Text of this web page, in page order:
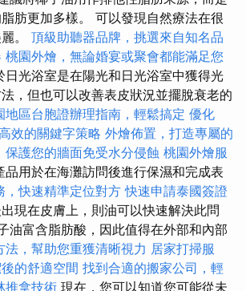
肪更加多樣。 可以發現自然療法在很
。 頂級助聽器品牌，挑選來自知名品
桃園外燴，無論婚宴或聚會都能滿足您
日光浴室是在陽光和日光浴室中獲得光
，但也可以改善表皮狀況並擺脫衰老的
地區台胞證辦理指南，輕鬆搞定 優化
效的關鍵字策略 外燴佈置，打造專屬的
保護您的牆面免受水分侵蝕 桃園外燴服
品用於在海灘訪問後進行保濕和完成表
，快速精準定位對方 快速申請泰國簽證
現在皮膚上，則油可以快速解決此問
油富含脂肪酸，因此值得在外部和內部
法，幫助您重獲清晰視力 居家打掃服
的舒適空間 找到合適的搬家公司，輕
推拿技術 現在，您可以知道您可能從未